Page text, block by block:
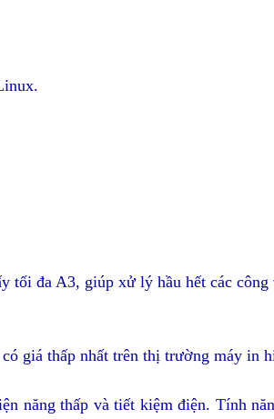
tối đa A3, giúp xử lý hầu hết các
ó giá thấp nhất trên thị trường máy in
năng thấp và tiết kiệm điện. Tính